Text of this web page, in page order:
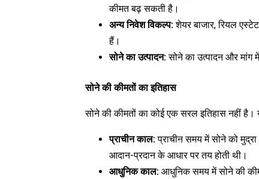
कीमत बढ़ सकती है।
अन्य निवेश विकल्प:शेयर बाजार, रियल
हैं।
सोने का उत्पादन:सोने का उत्पादन और मांग
सोने की कीमतों का इतिहास
सोने की कीमतों का कोई एक सरल इतिहास नहीं
प्राचीन काल:प्राचीन समय में सोने को
आदान-प्रदान के आधार पर तय होती थी।
आधुनिक काल: आधुनिक समय में सोने की